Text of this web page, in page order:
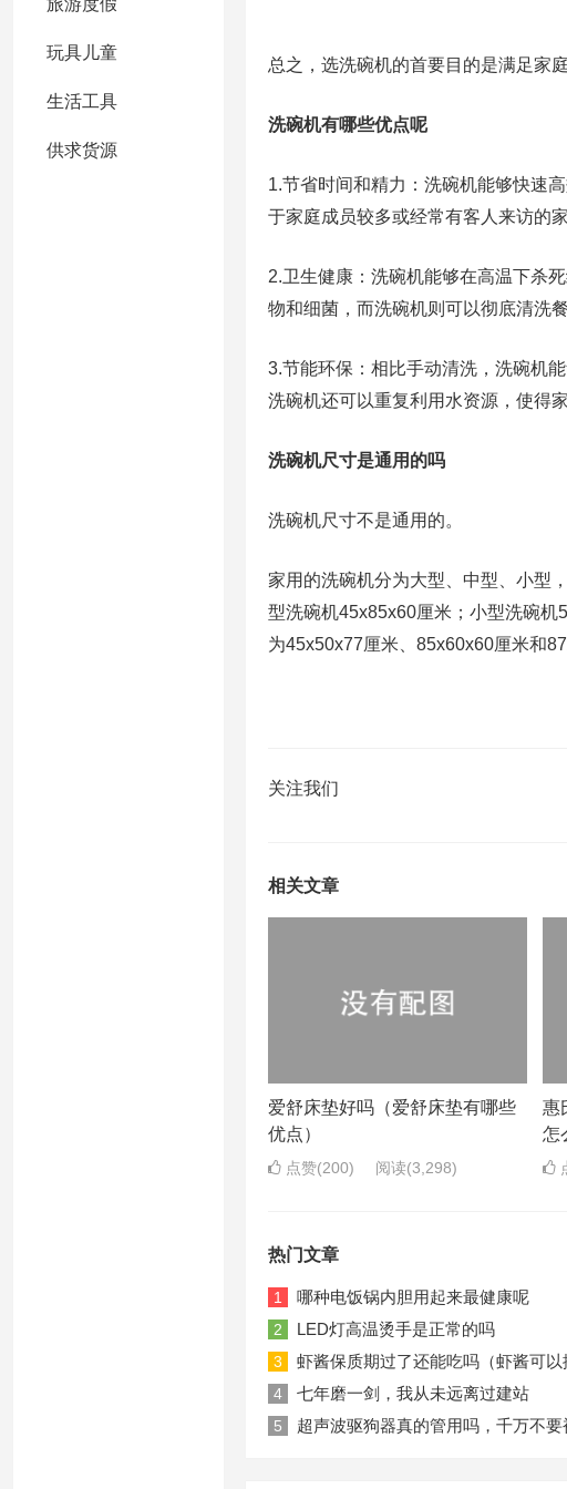
旅游度假
玩具儿童
生活工具
供求货源
总之，选洗碗机的首要目的是满足家
洗碗机有哪些优点呢
1.节省时间和精力：洗碗机能够快速
于家庭成员较多或经常有客人来访的
2.卫生健康：洗碗机能够在高温下杀
物和细菌，而洗碗机则可以彻底清洗
3.节能环保：相比手动清洗，洗碗机
洗碗机还可以重复利用水资源，使得
洗碗机尺寸是通用的吗
洗碗机尺寸不是通用的。
家用的洗碗机分为大型、中型、小型
型洗碗机45x85x60厘米；小型洗碗
为45x50x77厘米、85x60x60厘米和
关注我们
相关文章
爱舒床垫好吗（爱舒床垫有哪些
优点）
点赞(200) 阅读(3,298)
惠
怎
热门文章
1 哪种电饭锅内胆用起来最健康呢
2 LED灯高温烫手是正常的吗
3 虾酱保质期过了还能吃吗（虾酱可以
4 七年磨一剑，我从未远离过建站
5 超声波驱狗器真的管用吗，千万不要